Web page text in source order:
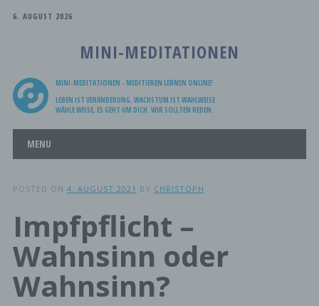
6. AUGUST 2026
MINI-MEDITATIONEN
MINI-MEDITATIONEN - MEDITIEREN LERNEN ONLINE!
LEBEN IST VERÄNDERUNG. WACHSTUM IST WAHLWEISE.
WÄHLE WEISE, ES GEHT UM DICH. WIR SOLLTEN REDEN.
Main menu
MENU
POSTED ON 4. AUGUST 2021 BY CHRISTOPH
Impfpflicht –
Wahnsinn oder
Wahnsinn?